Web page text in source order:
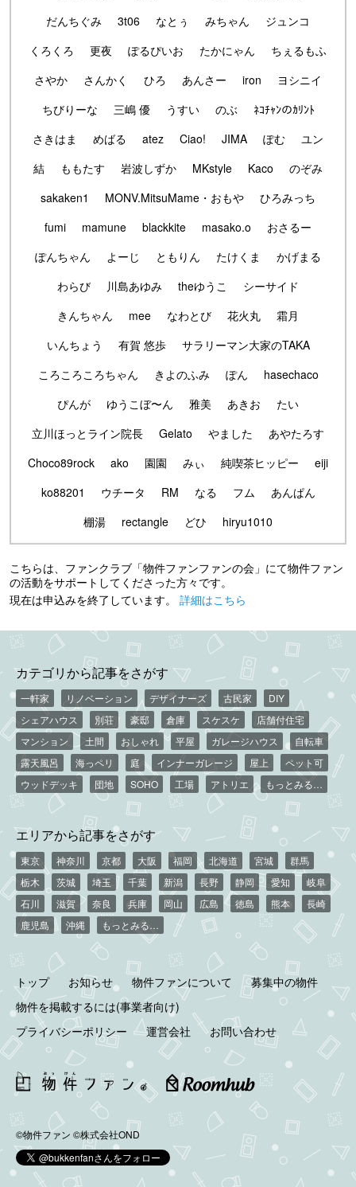
だんちぐみ
3t06 なとぅ みちゃん
ジュンコ
くろくろ
更夜 ぽるぴいお たかにゃん
ちぇるもふ
さやか
さんかく ひろ あんさー iron
ヨシニイ
ちびりーな
三嶋 優 うすい のぶ
ﾈｺﾁｬﾝのｶﾘﾝﾄ
さきはま
めばる atez Ciao! JIMA ぽむ
ユン
結
ももたす 岩波しずか MKstyle Kaco
のぞみ
sakaken1
MONV.MitsuMame・おもや
ひろみっち
fumi
mamune blackkite masako.o
おさるー
ぽんちゃん
よーじ ともりん たけくま
かげまる
わらび
川島あゆみ theゆうこ
シーサイド
きんちゃん
mee なわとび 花火丸
霜月
いんちょう
有賀 悠歩
サラリーマン大家のTAKA
ころころころちゃん
きよのふみ ぽん
hasechaco
ぴんが
ゆうこぼ〜ん 雅美 あきお
たい
立川ほっとライン院長
Gelato やました
あやたろす
Choco89rock
ako 園園 みぃ 純喫茶ヒッピー
eiji
ko88201
ウチータ RM なる フム
あんぱん
棚湯
rectangle どひ hiryu1010
こちらは、ファンクラブ「物件ファンファンの会」にて物件ファン
の活動をサポートしてくださった方々です。
現在は申込みを終了しています。 詳細はこちら
カテゴリから記事をさがす
一軒家 リノベーション デザイナーズ 古民家
DIY
シェアハウス
別荘 豪邸 倉庫 スケスケ
店舗付住宅
マンション
土間 おしゃれ 平屋 ガレージハウス
自転車
露天風呂
海っペリ 庭 インナーガレージ 屋上
ペット可
ウッドデッキ
団地 SOHO 工場 アトリエ もっとみる…
エリアから記事をさがす
東京 神奈川 京都 大阪 福岡 北海道 宮城
群馬
栃木
茨城 埼玉 千葉 新潟 長野 静岡 愛知
岐阜
石川
滋賀 奈良 兵庫 岡山 広島 徳島 熊本
長崎
鹿児島
沖縄 もっとみる…
トップ お知らせ 物件ファンについて
募集中の物件
物件を掲載するには(事業者向け)
プライバシーポリシー
運営会社 お問い合わせ
©物件ファン ©株式会社OND